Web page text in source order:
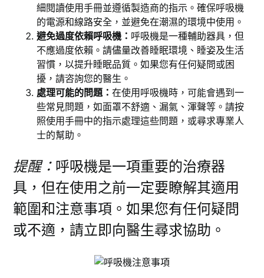
細閱讀使用手冊並遵循製造商的指示。確保呼吸機
的電源和線路安全，並避免在潮濕的環境中使用。
避免過度依賴呼吸機： 呼吸機是一種輔助器具，但
不應過度依賴。請儘量改善睡眠環境、睡姿及生活
習慣，以提升睡眠品質。如果您有任何疑問或困
擾，請咨詢您的醫生。
處理可能的問題：在使用呼吸機時，可能會遇到一
些常見問題，如面罩不舒適、漏氣、渾聲等。請按
照使用手冊中的指示處理這些問題，或尋求專業人
士的幫助。
提醒： 呼吸機是一項重要的治療器
具，但在使用之前一定要瞭解其適用
範圍和注意事項。如果您有任何疑問
或不適，請立即向醫生尋求協助。